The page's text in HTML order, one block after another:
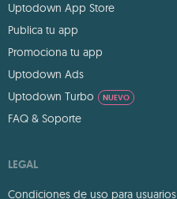
Uptodown App Store
Publica tu app
Promociona tu app
Uptodown Ads
Uptodown Turbo
NUEVO
FAQ & Soporte
LEGAL
Condiciones de uso para usuarios